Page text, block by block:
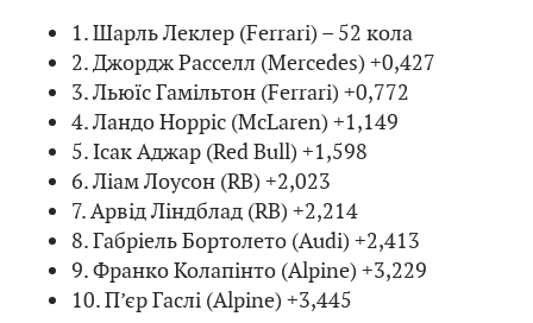
1. Шарль Леклер (Ferrari) – 52 кола
2. Джордж Расселл (Mercedes) +0,427
3. Льюїс Гамільтон (Ferrari) +0,772
4. Ландо Норріс (McLaren) +1,149
5. Ісак Аджар (Red Bull) +1,598
6. Ліам Лоусон (RB) +2,023
7. Арвід Ліндблад (RB) +2,214
8. Габріель Бортолето (Audi) +2,413
9. Франко Колапінто (Alpine) +3,229
10. П’єр Гаслі (Alpine) +3,445